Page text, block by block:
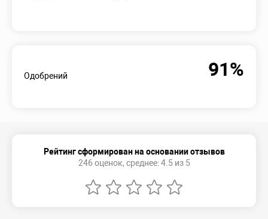
Одобрений 91%
Рейтинг сформирован на основании отзывов
246 оценок, среднее: 4.5 из 5